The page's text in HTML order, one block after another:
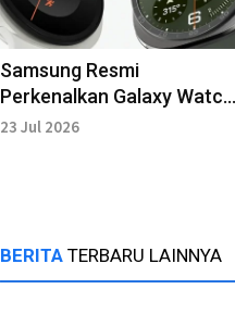
Samsung Resmi
Perkenalkan Galaxy Watch
Ultra2 dan Watch9
23 Jul 2026
BERITA TERBARU LAINNYA